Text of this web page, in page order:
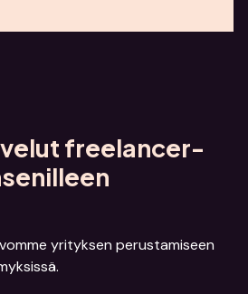
freelancer-
yrityksen perustamiseen